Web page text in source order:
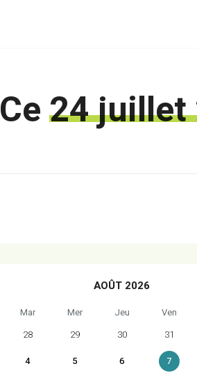
Ce24 juillet
AOÛT 2026
Mar Mer Jeu Ven
28 29 30 31
4 5 6 7